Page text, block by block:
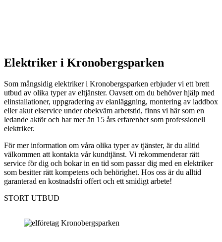
Elektriker i Kronobergsparken
Som mångsidig elektriker i Kronobergsparken erbjuder vi ett brett
utbud av olika typer av eltjänster. Oavsett om du behöver hjälp med
elinstallationer, uppgradering av elanläggning, montering av laddbox
eller akut elservice under obekväm arbetstid, finns vi här som en
ledande aktör och har mer än 15 års erfarenhet som professionell
elektriker.
För mer information om våra olika typer av tjänster, är du alltid
välkommen att kontakta vår kundtjänst. Vi rekommenderar rätt
service för dig och bokar in en tid som passar dig med en elektriker
som besitter rätt kompetens och behörighet. Hos oss är du alltid
garanterad en kostnadsfri offert och ett smidigt arbete!
STORT UTBUD